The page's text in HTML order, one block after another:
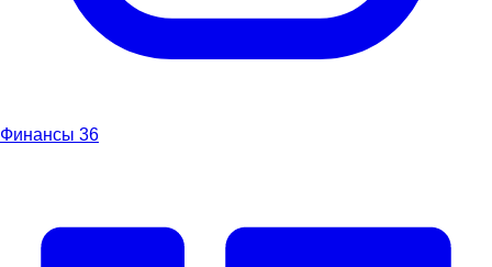
Финансы 36